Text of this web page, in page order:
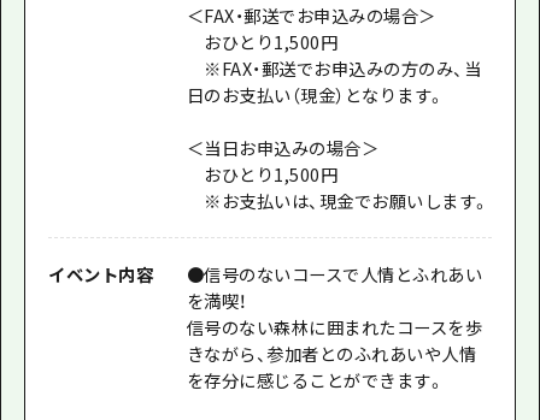
＜FAX・郵送でお申込みの場合＞
おひとり1,500円
※FAX・郵送でお申込みの方のみ、当
日のお支払い（現金）となります。
＜当日お申込みの場合＞
おひとり1,500円
※お支払いは、現金でお願いします。
イベント内容
●信号のないコースで人情とふれあい
を満喫！
信号のない森林に囲まれたコースを歩
きながら、参加者とのふれあいや人情
を存分に感じることができます。